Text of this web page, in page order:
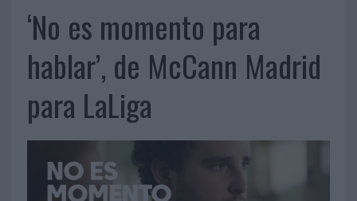
‘No es momento para
hablar’, de McCann Madrid
para LaLiga